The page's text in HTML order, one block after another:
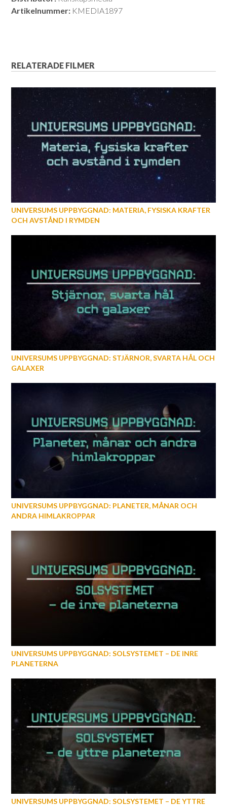
Artikelnummer: KMEDIA1897
RELATERADE FILMER
UNIVERSUMS UPPBYGGNAD: MATERIA, FYSISKA KRAFTER
OCH AVSTÅND I RYMDEN
UNIVERSUMS UPPBYGGNAD: STJÄRNOR, SVARTA HÅL OCH
GALAXER
UNIVERSUMS UPPBYGGNAD: PLANETER, MÅNAR OCH
ANDRA HIMLAKROPPAR
UNIVERSUMS UPPBYGGNAD: SOLSYSTEMET – DE INRE
PLANETERNA
UNIVERSUMS UPPBYGGNAD: SOLSYSTEMET – DE YTTRE